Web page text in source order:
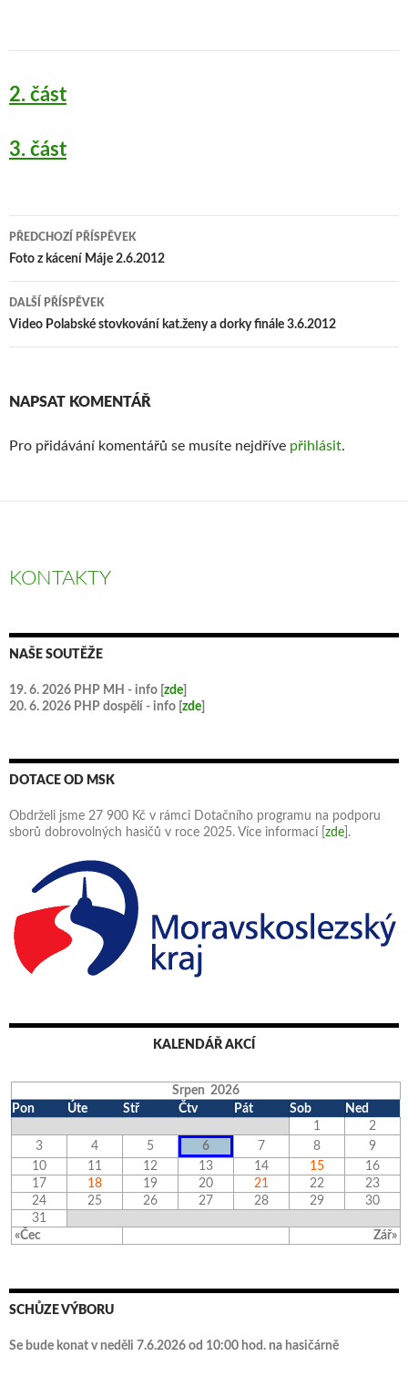
2. část
3. část
Navigace pro příspěvek
PŘEDCHOZÍ PŘÍSPĚVEK
Foto z kácení Máje 2.6.2012
DALŠÍ PŘÍSPĚVEK
Video Polabské stovkování kat.ženy a dorky finále 3.6.2012
NAPSAT KOMENTÁŘ
Pro přidávání komentářů se musíte nejdříve přihlásit.
KONTAKTY
NAŠE SOUTĚŽE
19. 6. 2026 PHP MH - info [ zde
20. 6. 2026 PHP dospělí - info [ zde
DOTACE OD MSK
Obdrželi jsme 27 900 Kč v rámci Dotačního programu na podporu
sborů dobrovolných hasičů v roce 2025. Více informací [ zde ].
KALENDÁŘ AKCÍ
Srpen 2026
Pon
Úte Stř Čtv Pát Sob Ned
«Čec Zář»
1
2
3
4 5 6 7 8
9
10
11 12 13 14 15
16
17
18 19 20 21 22
23
24
25 26 27 28 29
30
31
SCHŮZE VÝBORU
Se bude konat v neděli 7.6.2026 od 10:00 hod. na hasičárně